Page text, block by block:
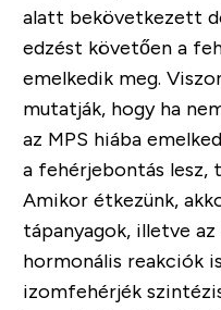
alatt bekövetkezett
edzést követően a
emelkedik meg.
mutatják, hogy ha
az MPS hiába
a fehérjebontás lesz,
Amikor étkezünk,
tápanyagok, illetve
hormonális reakciók
izomfehérjék